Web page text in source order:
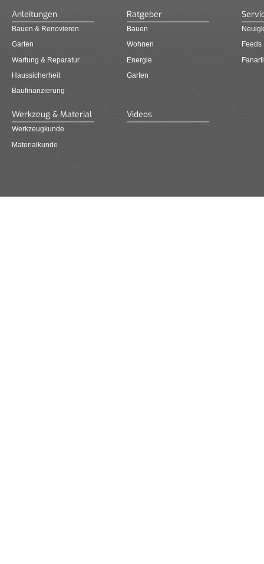
Anleitungen
Bauen & Renovieren
Garten
Wartung & Reparatur
Haussicherheit
Baufinanzierung
Ratgeber
Bauen
Wohnen
Energie
Garten
Feeds
Werkzeug & Material
Werkzeugkunde
Materialkunde
Videos